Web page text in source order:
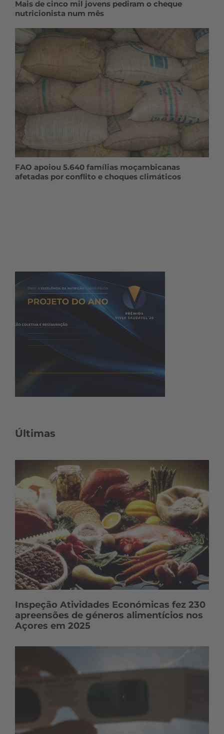
Mais de cinco mil jovens pediram o cheque
nutricionista num mês
FAO apoiou 5.640 famílias moçambicanas
afetadas por conflito e choques climáticos
Últimas
Inspeção Atividades Económicas fez 230
apreensões de géneros alimentícios nos
Açores em 2025